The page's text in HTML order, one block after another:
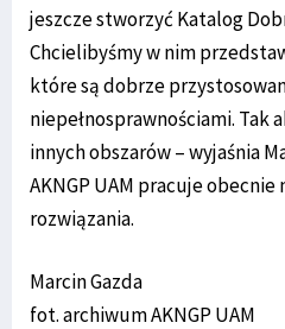
jeszcze stworzyć Katalog
Chcielibyśmy w nim
które są dobrze
niepełnosprawnościami. Tak
innych obszarów – wyjaśnia
AKNGP UAM pracuje
rozwiązania.
Marcin Gazda
fot. archiwum AKNGP UAM